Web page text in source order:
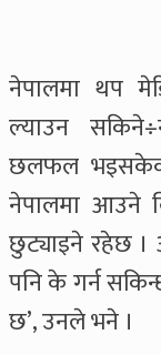
नेपालमा थप
ल्याउन
छलफल भइसकेको
नेपालमा आउने
छुट्याइने रहेछ
पनि के गर्न
छ’, उनले भने ।